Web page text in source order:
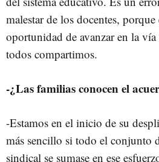
malestar de los docentes,
oportunidad de avanzar en la
todos compartimos.
-¿Las familias conocen el
-Estamos en el inicio de su
más sencillo si todo el conjunto
sindical se sumase en ese